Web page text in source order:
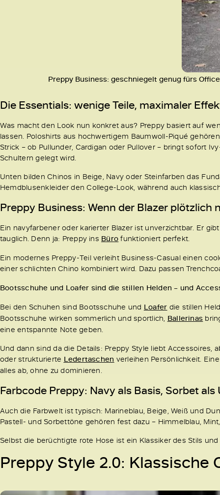
Preppy Business: geschniegelt genug fürs
Die Essentials: wenige Teile, maximaler
Was macht den Look nun konkret aus? Preppy basiert auf
lassen. Poloshirts aus hochwertigem Baumwoll-Piqué
Strick – ob Pullunder, Cardigan oder Pullover – bringt sofort
Schultern gelegt wird.
Unten bilden Chinos in Beige, Navy oder Steinfarben das
Hemdblusenkleider den College-Look, während auch
Preppy Business: Wenn der Blazer plötzlich
Ein navyfarbener oder karierter Blazer ist unverzichtbar. Er
tauglich. Denn ja: Preppy ins Büro funktioniert perfekt.
Ein modernes Preppy-Teil verleiht Business-Casual einen
einer schlichten Chino kombiniert wird. Dazu passen
Bootsschuhe und Loafer sind die stillen Helden – und
Bei den Schuhen sind Bootsschuhe und Loafer die stillen
Bootsschuhe wirken sommerlich und sportlich, Ballerinas
eine entspannte Note geben.
Und dann sind da die Details: Preppy Style liebt
oder strukturierte Ledertaschen verleihen Persönlichkeit.
alles ab, ohne zu dominieren.
Farbcode Preppy: Navy als Basis, Sorbet als
Auch die Farbwelt ist typisch: Marineblau, Beige, Weiß und
Pastell- und Sorbettöne gehören fest dazu – Himmelblau,
Selbst die berüchtigte rote Hose ist ein Klassiker des Stils
Preppy Style 2.0: Klassische